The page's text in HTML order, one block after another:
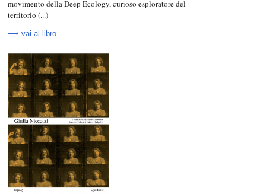
movimento della Deep Ecology, curioso esploratore del
territorio (...)
⟶ vai al libro